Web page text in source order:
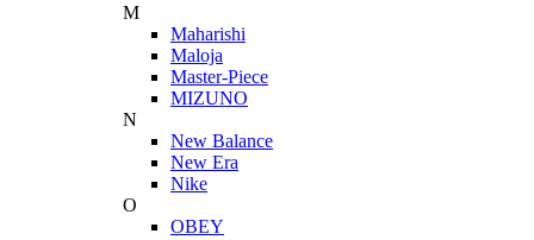
M
Maharishi
Maloja
Master-Piece
MIZUNO
N
New Balance
New Era
Nike
O
OBEY